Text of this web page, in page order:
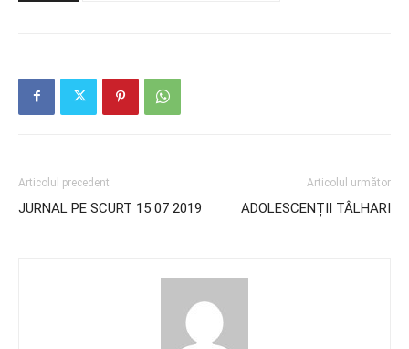
Articolul precedent
JURNAL PE SCURT 15 07 2019
Articolul următor
ADOLESCENȚII TÂLHARI